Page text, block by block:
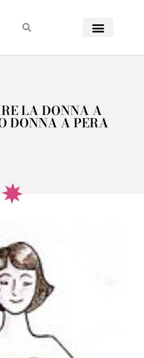
LA DONNA A
DONNA A PERA